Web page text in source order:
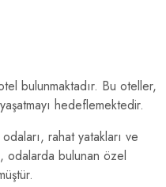
bulunmaktadır. Bu oteller,
hedeflemektedir.
rahat yatakları ve
odalarda bulunan özel